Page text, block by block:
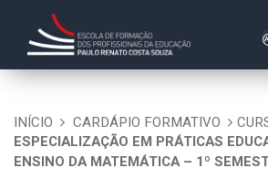
INÍCIO CARDÁPIO FORMATIVO
ESPECIALIZAÇÃO EM PRÁTICAS
ENSINO DA MATEMÁTICA – 1º